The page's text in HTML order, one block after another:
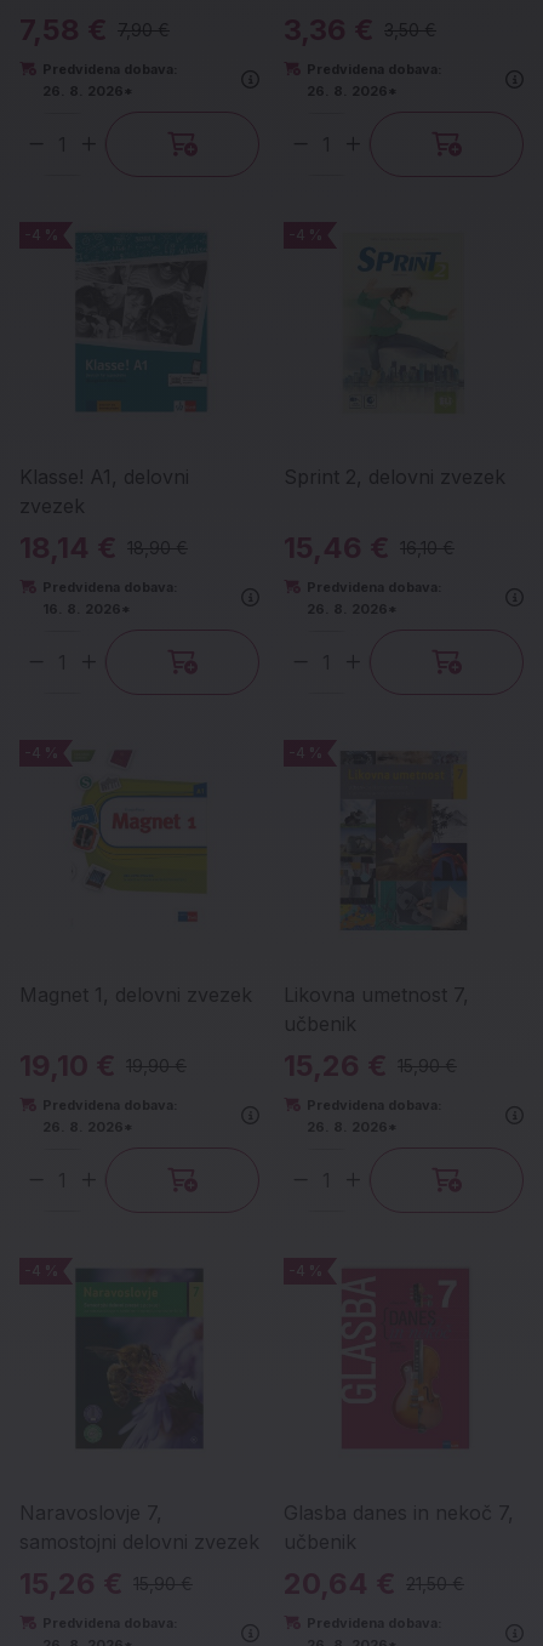
7,58 € 7,90 €
Predvidena dobava:
26. 8. 2026*
3,36 € 3,50 €
Predvidena dobava:
26. 8. 2026*
-4 %
Klasse! A1, delovni
zvezek
-4 %
18,14 € 18,90 €
Predvidena dobava:
16. 8. 2026*
Količina
-4 %
Sprint 2, delovni zvezek
-4 %
15,46 € 16,10 €
Predvidena dobava:
26. 8. 2026*
Količina
-4 %
Magnet 1, delovni zvezek
-4 %
19,10 € 19,90 €
Predvidena dobava:
26. 8. 2026*
-4 %
Likovna umetnost 7,
učbenik
-4 %
15,26 € 15,90 €
Predvidena dobava:
26. 8. 2026*
-4 %
Naravoslovje 7,
samostojni delovni zvezek
-4 %
15,26 € 15,90 €
Predvidena dobava:
-4 %
Glasba danes in nekoč 7,
učbenik
-4 %
20,64 € 21,50 €
Predvidena dobava: